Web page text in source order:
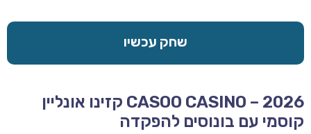
שחק עכשיו
CASOO CASINO – 2026 קזינו אונליין
קוסמי עם בונוסים להפקדה